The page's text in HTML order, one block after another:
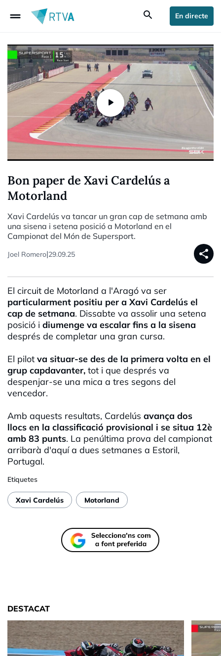
drag_handle search En directe
Bon paper de Xavi Cardelús a
Motorland
Xavi Cardelús va tancar un gran cap de setmana amb
una sisena i setena posició a Motorland en el
Campionat del Món de Supersport.
Joel Romero|29.09.25 share
El circuit de Motorland a l'Aragó va ser
particularment positiu per a Xavi Cardelús el
cap de setmana. Dissabte va assolir una setena
posició i diumenge va escalar fins a la sisena
després de completar una gran cursa.
El pilot va situar-se des de la primera volta en el
grup capdavanter, tot i que després va
despenjar-se una mica a tres segons del
vencedor.
Amb aquests resultats, Cardelús avança dos
llocs en la classificació provisional i se situa 12è
amb 83 punts. La penúltima prova del campionat
arribarà d'aquí a dues setmanes a Estoril,
Portugal.
Etiquetes
Xavi Cardelús Motorland
DESTACAT